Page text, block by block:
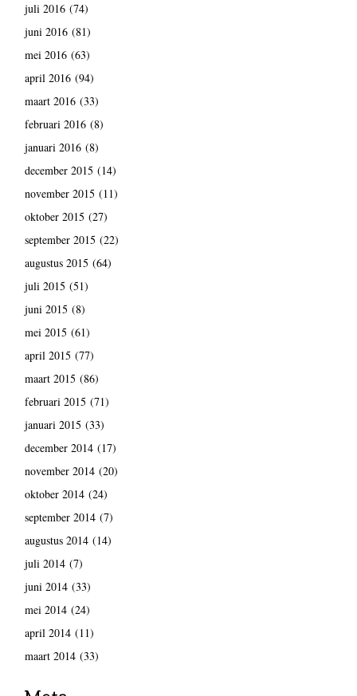
juli 2016(74)
juni 2016(81)
mei 2016(63)
april 2016(94)
maart 2016(33)
februari 2016(8)
januari 2016(8)
december 2015 (14)
november 2015 (11)
oktober 2015 (27)
september 2015 (22)
augustus 2015 (64)
juli 2015 (51)
juni 2015 (8)
mei 2015 (61)
april 2015 (77)
maart 2015 (86)
februari 2015 (71)
januari 2015 (33)
december 2014(17)
november 2014(20)
oktober 2014(24)
september 2014(7)
augustus 2014(14)
juli 2014(7)
juni 2014(33)
mei 2014(24)
april 2014(11)
maart 2014(33)